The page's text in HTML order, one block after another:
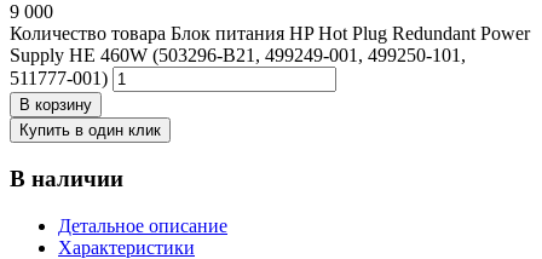
9 000
Количество товара Блок питания HP Hot Plug Redundant Power
Supply HE 460W (503296-B21, 499249-001, 499250-101,
511777-001)
В корзину
Купить в один клик
В наличии
Детальное описание
Характеристики